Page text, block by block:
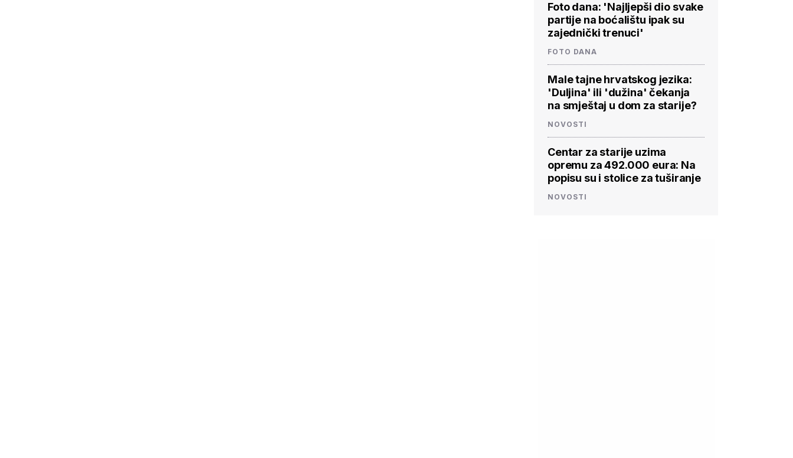
Foto dana: 'Najljepši dio svake
partije na boćalištu ipak su
zajednički trenuci'
FOTO DANA
Male tajne hrvatskog jezika:
'Duljina' ili 'dužina' čekanja
na smještaj u dom za starije?
NOVOSTI
Centar za starije uzima
opremu za 492.000 eura: Na
popisu su i stolice za tuširanje
NOVOSTI